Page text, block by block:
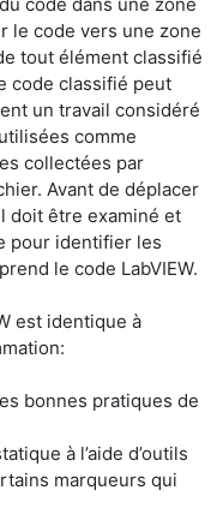
le code vers une zone
tout élément classifié
code classifié peut
un travail considéré
comme
collectées par
Avant de déplacer
doit être examiné et
pour identifier les
le code LabVIEW.
est identique à
bonnes pratiques de
à l’aide d’outils
marqueurs qui